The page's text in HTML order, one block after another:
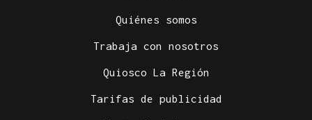
Quiénes somos
Trabaja con nosotros
Quiosco La Región
Tarifas de publicidad